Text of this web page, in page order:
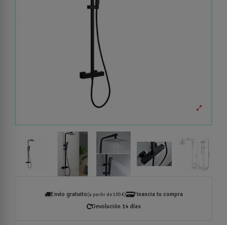
Envío gratuito(a partir de 100 €)
Financia tu compra
Devolución 14 días